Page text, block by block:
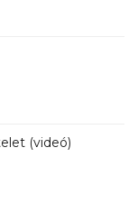
(videó)